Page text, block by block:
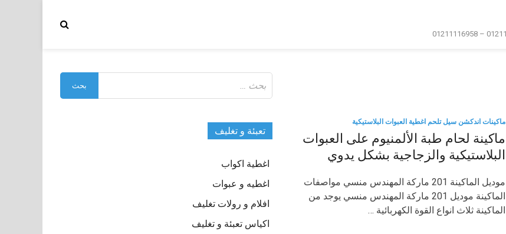
ماكينات اندكشن سيل تلحم اغطية العبوات البلاستيكية
ماكينة لحام طبة الألمنيوم على العبوات
البلاستيكية والزجاجية بشكل يدوي
موديل الماكينة 201 ماركة المهندس منسي مواصفات
الماكينة موديل 201 ماركة المهندس منسي يوجد من
الماكينة ثلاث انواع القوة الكهربائية …
عن:
تعبئة و تغليف
اغطية اكواب
اغطيه و عبوات
افلام و رولات تغليف
اكياس تعبئة و تغليف